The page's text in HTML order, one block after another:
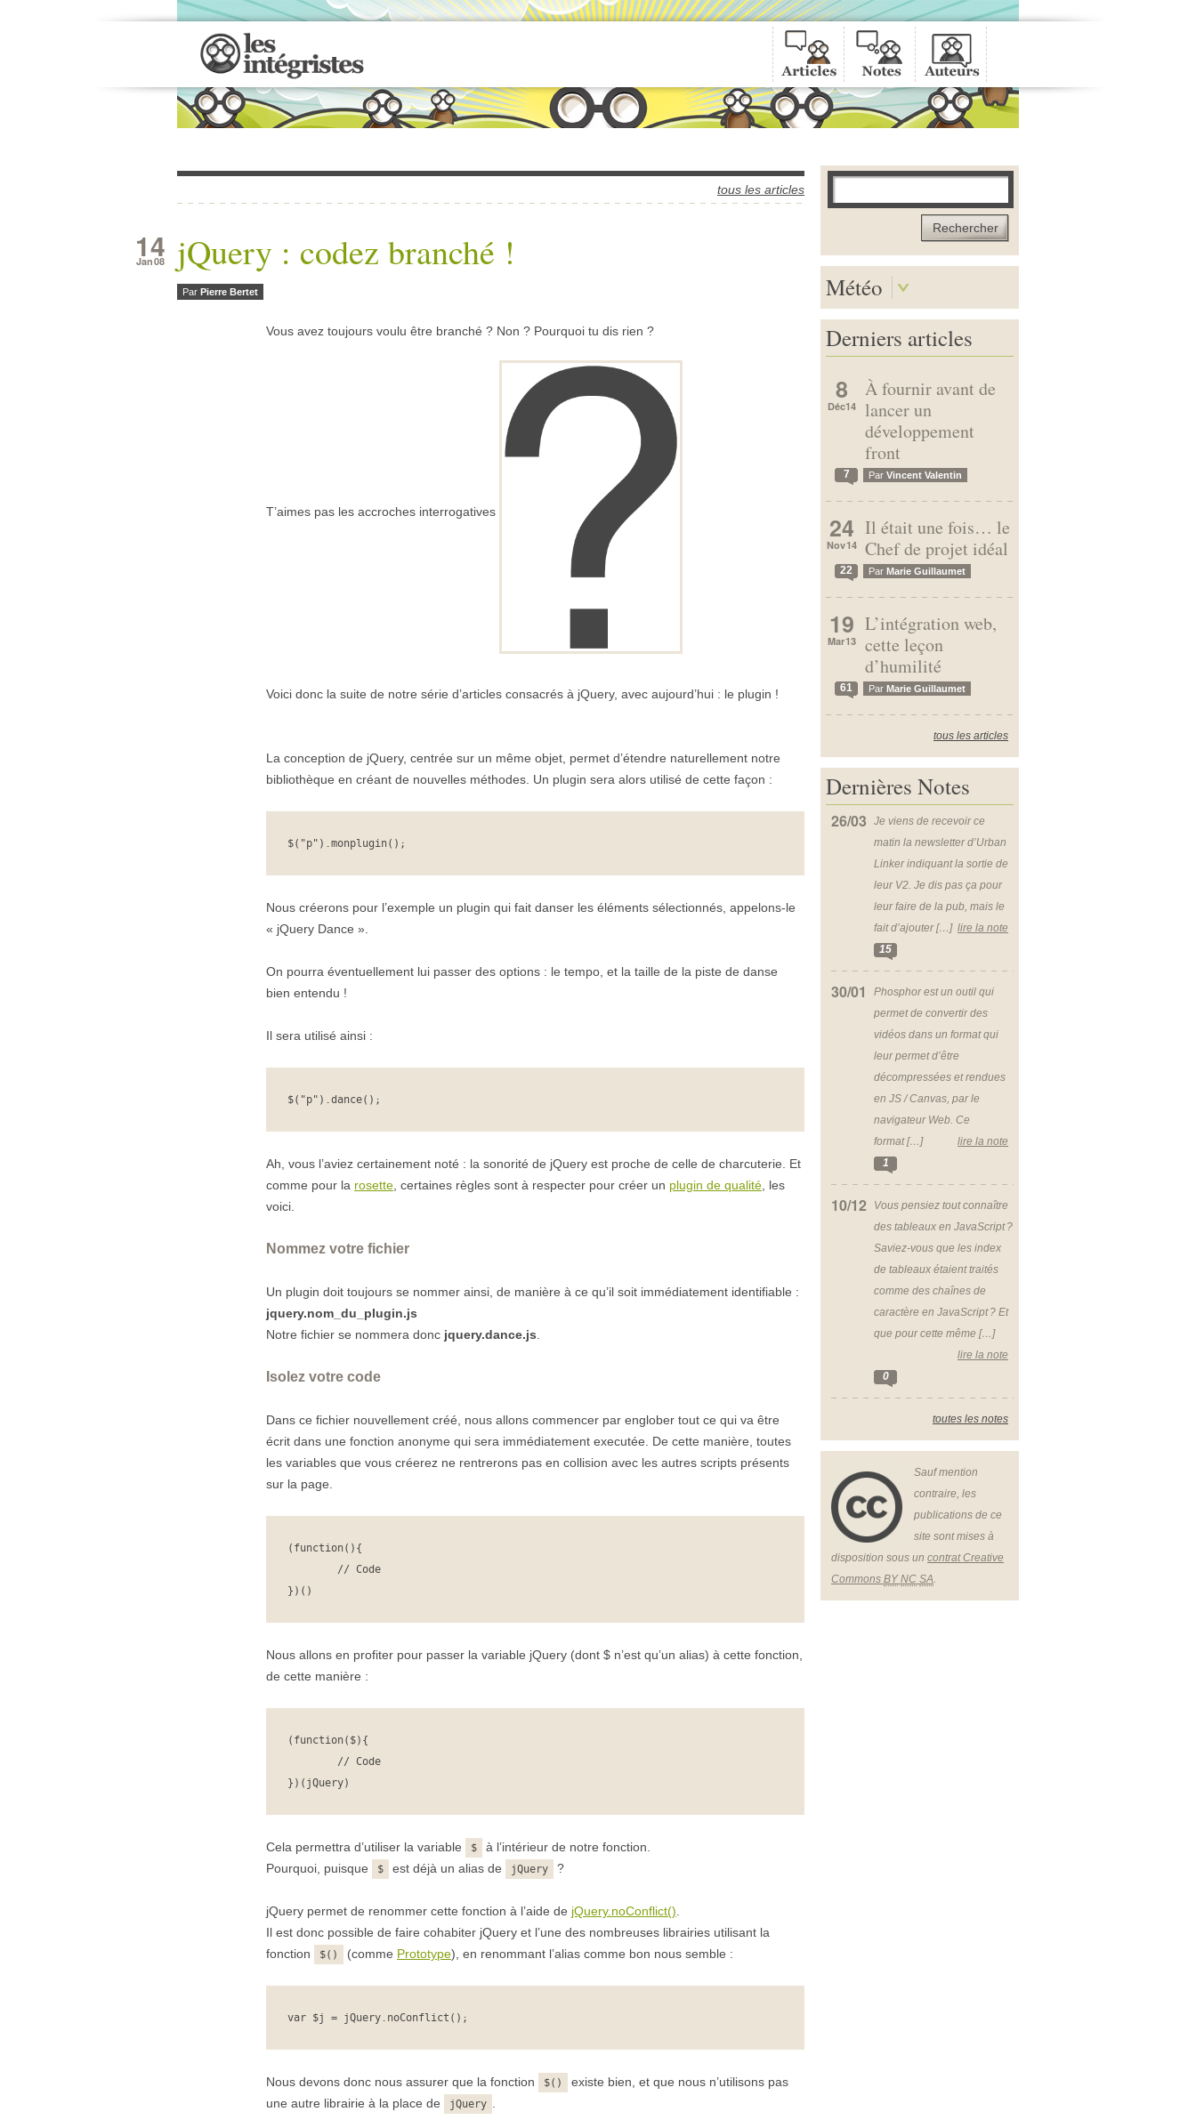
tous les articles
jQuery : codez branché !
14
Jan 08
Par Pierre Bertet
Vous avez toujours voulu être branché ? Non ? Pourquoi tu dis rien ?
T’aimes pas les accroches interrogatives
Voici donc la suite de notre série d’articles consacrés à jQuery, avec aujourd’hui : le plugin !
La conception de jQuery, centrée sur un même objet, permet d’étendre naturellement notre
bibliothèque en créant de nouvelles méthodes. Un plugin sera alors utilisé de cette façon :
$("p").monplugin();
Nous créerons pour l’exemple un plugin qui fait danser les éléments sélectionnés, appelons-le
« jQuery Dance ».
On pourra éventuellement lui passer des options : le tempo, et la taille de la piste de danse
bien entendu !
Il sera utilisé ainsi :
$("p").dance();
Ah, vous l’aviez certainement noté : la sonorité de jQuery est proche de celle de charcuterie. Et
comme pour la rosette, certaines règles sont à respecter pour créer un plugin de qualité, les
voici.
Nommez votre fichier
Un plugin doit toujours se nommer ainsi, de manière à ce qu’il soit immédiatement identifiable :
jquery.nom_du_plugin.js
Notre fichier se nommera donc jquery.dance.js.
Isolez votre code
Dans ce fichier nouvellement créé, nous allons commencer par englober tout ce qui va être
écrit dans une fonction anonyme qui sera immédiatement executée. De cette manière, toutes
les variables que vous créerez ne rentrerons pas en collision avec les autres scripts présents
sur la page.
(function(){
})()
Nous allons en profiter pour passer la variable jQuery (dont $ n’est qu’un alias) à cette fonction,
de cette manière :
(function($){
})(jQuery)
Cela permettra d’utiliser la variable $
à l’intérieur de notre fonction.
Pourquoi, puisque
$ est déjà un alias de jQuery ?
jQuery permet de renommer cette fonction à l’aide de jQuery.noConflict().
Il est donc possible de faire cohabiter jQuery et l’une des nombreuses librairies utilisant la
fonction
$() (comme Prototype), en renommant l’alias comme bon nous semble :
var $j = jQuery.noConflict();
Nous devons donc nous assurer que la fonction $()
existe bien, et que nous n’utilisons pas
une autre librairie à la place de
jQuery .
Rechercher
Météo
Derniers articles
8
Déc 14
À fournir avant de
lancer un
développement
front
7 Par Vincent Valentin
24
Nov 14
Il était une fois… le
Chef de projet idéal
22 Par Marie Guillaumet
19
Mar 13
L’intégration web,
cette leçon
d’humilité
61 Par Marie Guillaumet
tous les articles
Dernières Notes
26/03
Je viens de recevoir ce
matin la newsletter d’Urban
Linker indiquant la sortie de
leur V2. Je dis pas ça pour
leur faire de la pub, mais le
fait d’ajouter […] lire la note
15
30/01
Phosphor est un outil qui
permet de convertir des
vidéos dans un format qui
leur permet d’être
décompressées et rendues
en JS / Canvas, par le
navigateur Web. Ce
format […]
lire la note
1
10/12
Vous pensiez tout connaître
des tableaux en JavaScript ?
Saviez-vous que les index
de tableaux étaient traités
comme des chaînes de
caractère en JavaScript ? Et
que pour cette même […]
lire la note
0
toutes les notes
Sauf mention
contraire, les
publications de ce
site sont mises à
disposition sous un contrat Creative
Commons BY NC SA.